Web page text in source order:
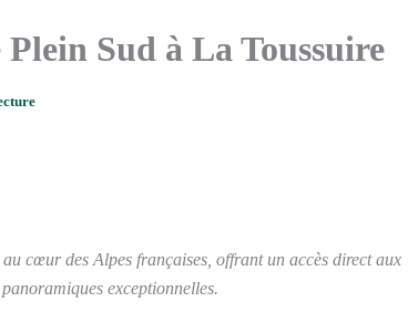
Sud à La Toussuire
cœur des Alpes françaises, offrant un accès direct aux
exceptionnelles.